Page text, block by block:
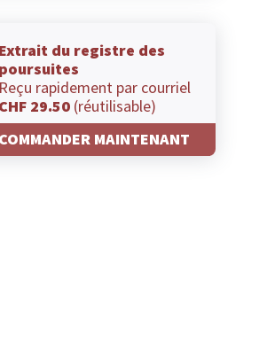
Extrait du registre des
poursuites
Reçu rapidement par courriel
CHF 29.50 (réutilisable)
COMMANDER MAINTENANT